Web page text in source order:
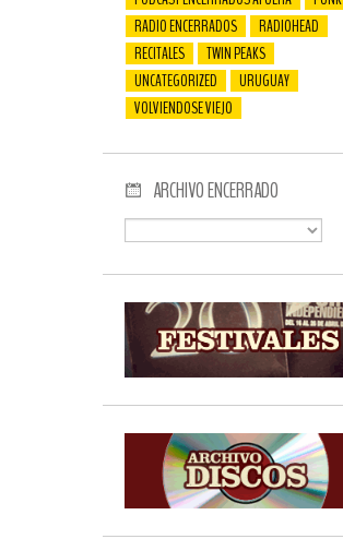
RADIO ENCERRADOS
RADIOHEAD
RECITALES
TWIN PEAKS
UNCATEGORIZED
URUGUAY
VOLVIENDOSE VIEJO
ARCHIVO ENCERRADO